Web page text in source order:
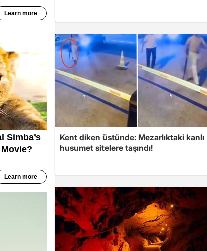
Kent diken üstünde: Mezarlıktaki kanlı
husumet sitelere taşındı!